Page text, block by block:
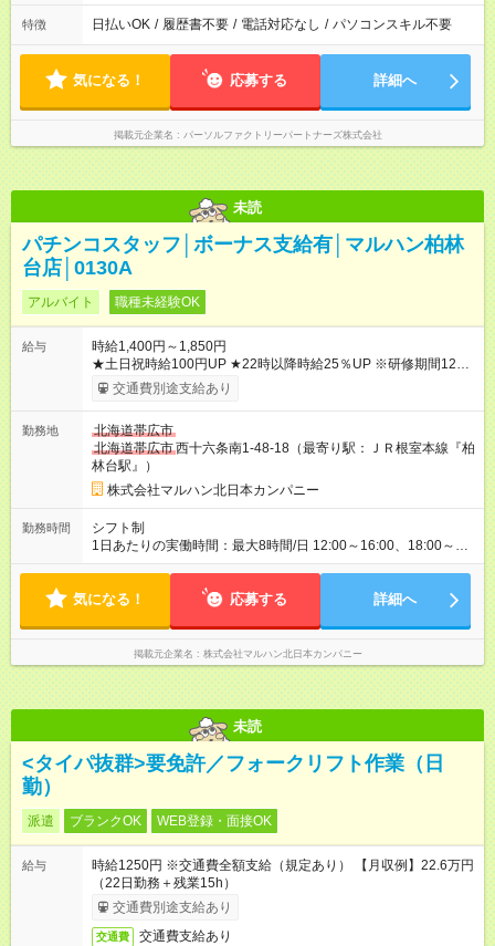
特徴 日払いOK / 履歴書不要 / 電話対応なし / パソコンスキル不要
気になる！ 応募する 詳細へ
掲載元企業名 パーソルファクトリーパートナーズ株式会社
未読
パチンコスタッフ│ボーナス支給有│マルハン柏林
台店│0130A
アルバイト 職種未経験OK
給与
時給1,400円～1,850円
★土日祝時給100円UP ★22時以降時給25％UP ※研修期間125時
間(最大250時間)までは、時給1300円 【試用期間】試用期間な
交通費別途支給あり
勤務地
北海道帯広市
北海道帯広市西十六条南1-48-18（最寄り駅：ＪＲ根室本線『柏
林台駅』）
株式会社マルハン北日本カンパニー
勤務時間
シフト制
1日あたりの実働時間：最大8時間/日 12:00～16:00、18:00～
22:00、8:00～17:00、16:00～24:00 実働1日4時間 ・最低勤務
日勤務できる方歓迎
気になる！ 応募する 詳細へ
掲載元企業名 株式会社マルハン北日本カンパニー
未読
<タイパ抜群>要免許／フォークリフト作業（日
勤）
派遣 ブランクOK WEB登録・面接OK
給与
時給1250円 ※交通費全額支給（規定あり） 【月収例】22.6万円
（22日勤務＋残業15h）
交通費別途支給あり
交通費 交通費支給あり